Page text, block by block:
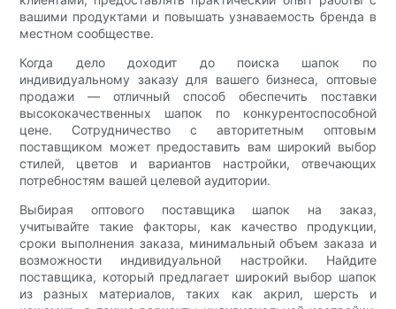
вашими продуктами и повышать узнаваемость бренда в
местном сообществе.
Когда дело доходит до поиска шапок по
индивидуальному заказу для вашего бизнеса, оптовые
продажи — отличный способ обеспечить поставки
высококачественных шапок по конкурентоспособной
цене. Сотрудничество с авторитетным оптовым
поставщиком может предоставить вам широкий выбор
стилей, цветов и вариантов настройки, отвечающих
потребностям вашей целевой аудитории.
Выбирая оптового поставщика шапок на заказ,
учитывайте такие факторы, как качество продукции,
сроки выполнения заказа, минимальный объем заказа и
возможности индивидуальной настройки. Найдите
поставщика, который предлагает широкий выбор шапок
из разных материалов, таких как акрил, шерсть и